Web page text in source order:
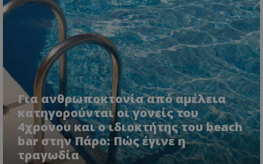
Για ανθρωποκτονία από αμέλεια
κατηγορούνται οι γονείς του
4χρονου και ο ιδιοκτήτης του beach
bar στην Πάρο: Πώς έγινε η
τραγωδία